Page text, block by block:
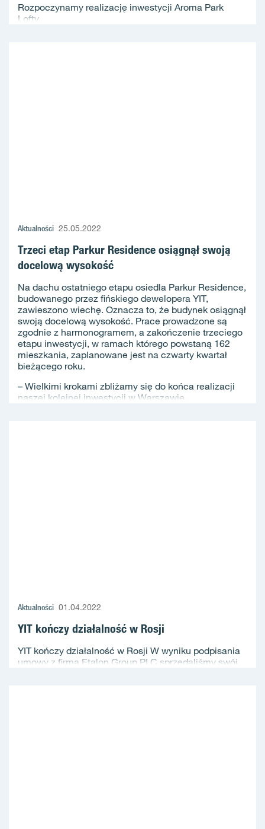
Rozpoczynamy realizację inwestycji Aroma Park
Lofty...
Aktualności 25.05.2022
Trzeci etap Parkur Residence osiągnął swoją
docelową wysokość
Na dachu ostatniego etapu osiedla Parkur Residence,
budowanego przez fińskiego dewelopera YIT,
zawieszono wiechę. Oznacza to, że budynek osiągnął
swoją docelową wysokość. Prace prowadzone są
zgodnie z harmonogramem, a zakończenie trzeciego
etapu inwestycji, w ramach którego powstaną 162
mieszkania, zaplanowane jest na czwarty kwartał
bieżącego roku.
– Wielkimi krokami zbliżamy się do końca realizacji
naszej kolejnej inwestycji w Warszawie...
Aktualności 01.04.2022
YIT kończy działalność w Rosji
YIT kończy działalność w Rosji W wyniku podpisania
umowy z firmą Etalon Group PLC sprzedaliśmy swój...